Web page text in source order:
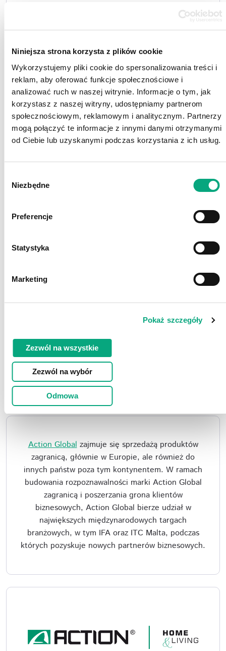
Niniejsza strona korzysta z plików cookie
Wykorzystujemy pliki cookie do spersonalizowania treści i
reklam, aby oferować funkcje społecznościowe i
analizować ruch w naszej witrynie. Informacje o tym, jak
korzystasz z naszej witryny, udostępniamy partnerom
społecznościowym, reklamowym i analitycznym. Partnerzy
mogą połączyć te informacje z innymi danymi otrzymanymi
od Ciebie lub uzyskanymi podczas korzystania z ich usług.
zgody
Niezbędne
Preferencje
Statystyka
Marketing
Pokaż szczegóły
Zezwól na wszystkie
Zezwól na wybór
Odmowa
Odpowiada za dystrybucję rozwiązań i produktów
zaawansowanych. Obszary współpracy
Business Centerz klientami B2B są następujące:
dom, elektromobilność, zasilanie awaryjne. Action
rozwijaniu sprzedaży rozwiązań zaawansowanych IT
jest profesjonalną platformą wymiany doświadczeń,
formie on-line i stacjonarnie oraz oferuje wsparcie
Action Globalzajmuje się sprzedażą produktów
zagranicą, głównie w Europie, ale również do
innych państw poza tym kontynentem. W ramach
budowania rozpoznawalności marki Action Global
zagranicą i poszerzania grona klientów
biznesowych, Action Global bierze udział w
największych międzynarodowych targach
branżowych, w tym IFA oraz ITC Malta, podczas
których pozyskuje nowych partnerów biznesowych.